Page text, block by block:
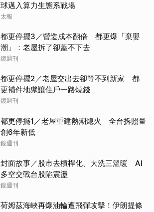
球邁入算力生態系戰場
太報
都更停擺3／營造成本翻倍 都更爆「棄嬰
潮」：老屋拆了卻蓋不下去
鏡週刊
都更停擺2／老屋交出去卻等不到新家 都
更補件地獄讓住戶一路燒錢
鏡週刊
都更停擺1／老屋重建熱潮熄火 全台拆照量
創6年新低
鏡週刊
封面故事／股市去槓桿化、大洗三溫暖 AI
多空交戰台股陷震盪
鏡週刊
荷姆茲海峽再爆油輪遭飛彈攻擊！伊朗提條